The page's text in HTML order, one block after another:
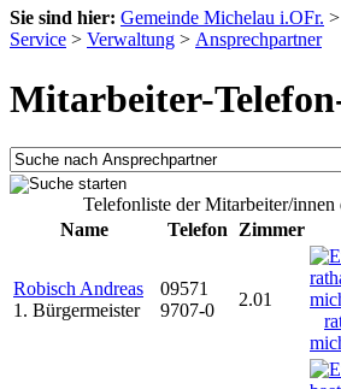
Sie sind hier: Gemeinde Michelau i.OFr. >
Service > Verwaltung > Ansprechpartner
Mitarbeiter-
Telefonliste der Mitarbeiter/
Name
Telefon Zimmer
Robisch Andreas
1. Bürgermeister
09571
9707-0
2.01